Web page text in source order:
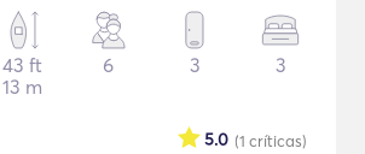
43 ft
13 m
6 3 3
(1 críticas)
5.0